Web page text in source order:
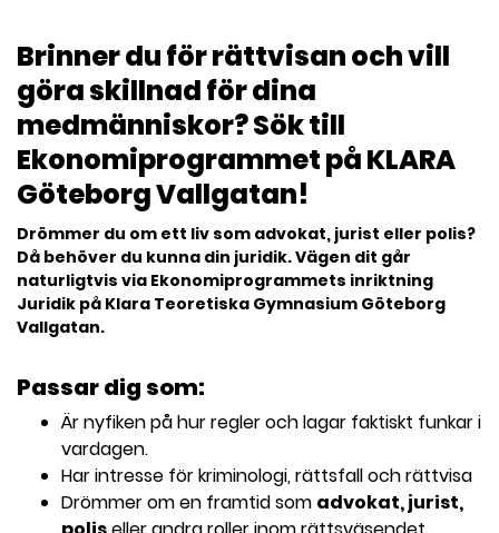
Brinner du för rättvisan och vill
göra skillnad för dina
medmänniskor? Sök till
Ekonomiprogrammet på KLARA
Göteborg Vallgatan!
Drömmer du om ett liv som advokat, jurist eller polis?
Då behöver du kunna din juridik. Vägen dit går
naturligtvis via Ekonomiprogrammets inriktning
Juridik på Klara Teoretiska Gymnasium Göteborg
Vallgatan.
Passar dig som:
Är nyfiken på hur regler och lagar faktiskt funkar i
vardagen.
Har intresse för kriminologi, rättsfall och rättvisa
Drömmer om en framtid som advokat, jurist,